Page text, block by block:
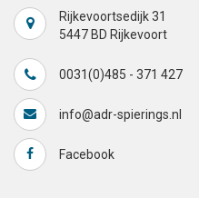
Rijkevoortsedijk 31
5447 BD Rijkevoort
0031(0)485 - 371 427
info@adr-spierings.nl
Facebook